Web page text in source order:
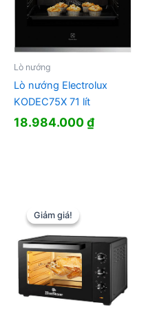
Lò nướng
Lò nướng Electrolux
KODEC75X 71 lít
18.984.000₫
Giảm giá!
Giảm giá!